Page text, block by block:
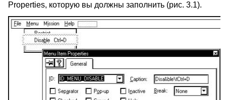
Properties, которую вы должны заполнить (рис. 3.1).